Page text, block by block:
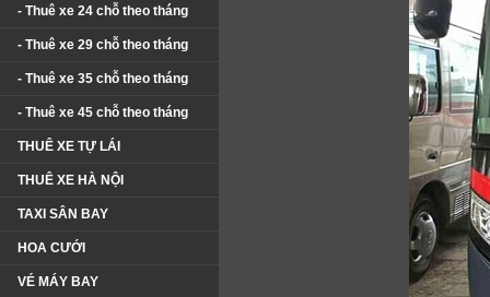
- Thuê xe 24 chỗ theo tháng
- Thuê xe 29 chỗ theo tháng
- Thuê xe 35 chỗ theo tháng
- Thuê xe 45 chỗ theo tháng
THUÊ XE TỰ LÁI
THUÊ XE HÀ NỘI
TAXI SÂN BAY
HOA CƯỚI
VÉ MÁY BAY